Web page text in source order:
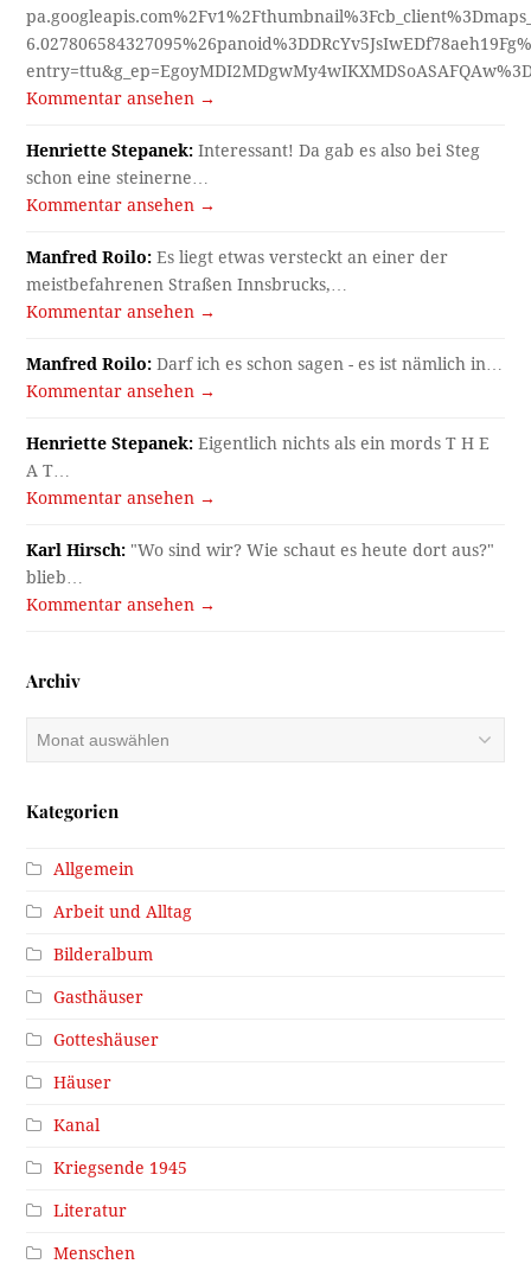
Kommentar ansehen →
Henriette Stepanek: Interessant! Da gab es also bei Steg
schon eine steinerne…
Kommentar ansehen →
Manfred Roilo: Es liegt etwas versteckt an einer der
meistbefahrenen Straßen Innsbrucks,…
Kommentar ansehen →
Manfred Roilo: Darf ich es schon sagen - es ist nämlich in…
Kommentar ansehen →
Henriette Stepanek: Eigentlich nichts als ein mords T H E
A T…
Kommentar ansehen →
Karl Hirsch: "Wo sind wir? Wie schaut es heute dort aus?"
blieb…
Kommentar ansehen →
Archiv
Kategorien
Allgemein
Arbeit und Alltag
Bilderalbum
Gasthäuser
Gotteshäuser
Häuser
Kanal
Kriegsende 1945
Literatur
Menschen